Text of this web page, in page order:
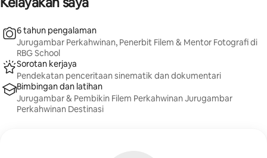
6 tahun pengalaman
Jurugambar Perkahwinan, Penerbit Filem & Mentor Fotografi di
RBG School
Sorotan kerjaya
Pendekatan penceritaan sinematik dan dokumentari
Bimbingan dan latihan
Jurugambar & Pembikin Filem Perkahwinan Jurugambar
Perkahwinan Destinasi